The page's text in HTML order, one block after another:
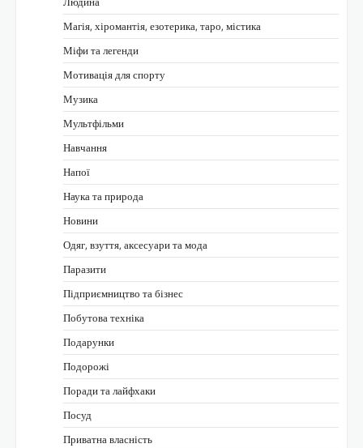
Магія, хіромантія, езотерика, таро, містика
Міфи та легенди
Мотивація для спорту
Музика
Мультфільми
Навчання
Напої
Наука та природа
Новини
Одяг, взуття, аксесуари та мода
Паразити
Підприємництво та бізнес
Побутова техніка
Подарунки
Подорожі
Поради та лайфхаки
Посуд
Приватна власність